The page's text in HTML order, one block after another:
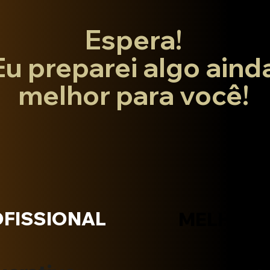
Espera!
preparei algo
melhor para você!